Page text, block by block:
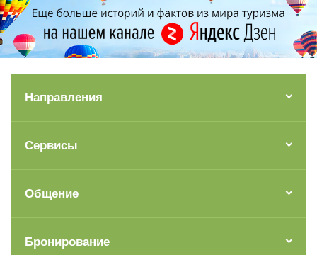
Направления
Сервисы
Общение
Бронирование